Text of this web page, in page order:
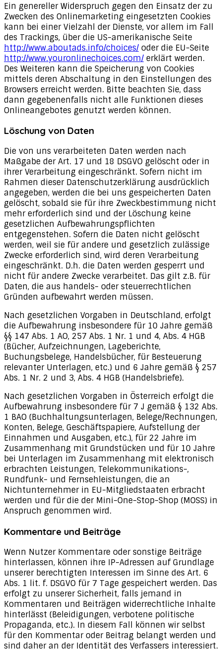
Ein genereller Widerspruch gegen den Einsatz der zu
Zwecken des Onlinemarketing eingesetzten Cookies
kann bei einer Vielzahl der Dienste, vor allem im Fall
des Trackings, über die US-amerikanische Seite
http://www.aboutads.info/choices/ oder die EU-Seite
http://www.youronlinechoices.com/ erklärt werden.
Des Weiteren kann die Speicherung von Cookies
mittels deren Abschaltung in den Einstellungen des
Browsers erreicht werden. Bitte beachten Sie, dass
dann gegebenenfalls nicht alle Funktionen dieses
Onlineangebotes genutzt werden können.
Löschung von Daten
Die von uns verarbeiteten Daten werden nach
Maßgabe der Art. 17 und 18 DSGVO gelöscht oder in
ihrer Verarbeitung eingeschränkt. Sofern nicht im
Rahmen dieser Datenschutzerklärung ausdrücklich
angegeben, werden die bei uns gespeicherten Daten
gelöscht, sobald sie für ihre Zweckbestimmung nicht
mehr erforderlich sind und der Löschung keine
gesetzlichen Aufbewahrungspflichten
entgegenstehen. Sofern die Daten nicht gelöscht
werden, weil sie für andere und gesetzlich zulässige
Zwecke erforderlich sind, wird deren Verarbeitung
eingeschränkt. D.h. die Daten werden gesperrt und
nicht für andere Zwecke verarbeitet. Das gilt z.B. für
Daten, die aus handels- oder steuerrechtlichen
Gründen aufbewahrt werden müssen.
Nach gesetzlichen Vorgaben in Deutschland, erfolgt
die Aufbewahrung insbesondere für 10 Jahre gemäß
§§ 147 Abs. 1 AO, 257 Abs. 1 Nr. 1 und 4, Abs. 4 HGB
(Bücher, Aufzeichnungen, Lageberichte,
Buchungsbelege, Handelsbücher, für Besteuerung
relevanter Unterlagen, etc.) und 6 Jahre gemäß § 257
Abs. 1 Nr. 2 und 3, Abs. 4 HGB (Handelsbriefe).
Nach gesetzlichen Vorgaben in Österreich erfolgt die
Aufbewahrung insbesondere für 7 J gemäß § 132 Abs.
1 BAO (Buchhaltungsunterlagen, Belege/Rechnungen,
Konten, Belege, Geschäftspapiere, Aufstellung der
Einnahmen und Ausgaben, etc.), für 22 Jahre im
Zusammenhang mit Grundstücken und für 10 Jahre
bei Unterlagen im Zusammenhang mit elektronisch
erbrachten Leistungen, Telekommunikations-,
Rundfunk- und Fernsehleistungen, die an
Nichtunternehmer in EU-Mitgliedstaaten erbracht
werden und für die der Mini-One-Stop-Shop (MOSS) in
Anspruch genommen wird.
Kommentare und Beiträge
Wenn Nutzer Kommentare oder sonstige Beiträge
hinterlassen, können ihre IP-Adressen auf Grundlage
unserer berechtigten Interessen im Sinne des Art. 6
Abs. 1 lit. f. DSGVO für 7 Tage gespeichert werden. Das
erfolgt zu unserer Sicherheit, falls jemand in
Kommentaren und Beiträgen widerrechtliche Inhalte
hinterlässt (Beleidigungen, verbotene politische
Propaganda, etc.). In diesem Fall können wir selbst
für den Kommentar oder Beitrag belangt werden und
sind daher an der Identität des Verfassers interessiert.